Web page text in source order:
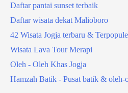
Daftar pantai sunset terbaik
Daftar wisata dekat Malioboro
42 Wisata Jogja terbaru &
Wisata Lava Tour Merapi
Oleh - Oleh Khas Jogja
Hamzah Batik - Pusat batik & oleh-